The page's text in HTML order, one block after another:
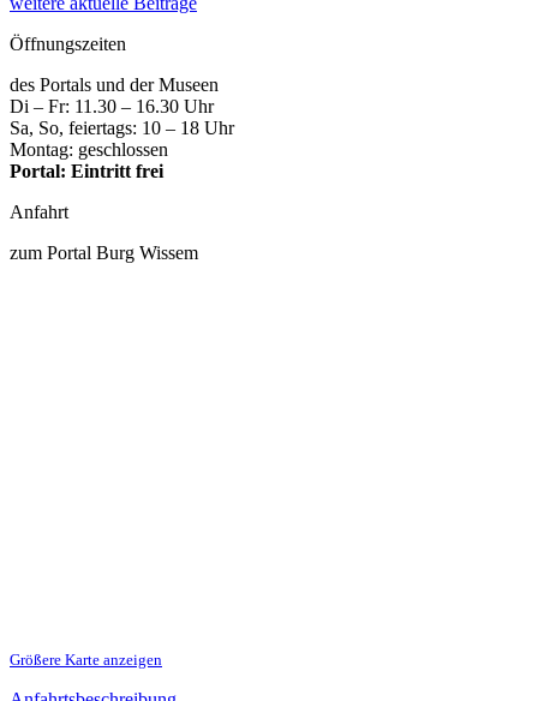
Öffnungszeiten
des Portals und der Museen
Di – Fr: 11.30 – 16.30 Uhr
Sa, So, feiertags: 10 – 18 Uhr
Montag: geschlossen
Portal: Eintritt frei
Anfahrt
zum Portal Burg Wissem
Größere Karte anzeigen